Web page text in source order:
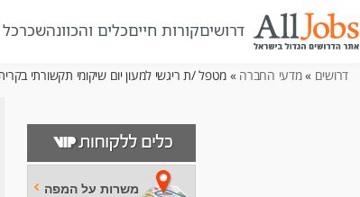
דרושיםקורות חייםכלים והכוונהשכר
דרושים »מדעי החברה » מטפל /ת ריגשי למעון יום שיקומי תקשורתי בקרית
משרות על המפה